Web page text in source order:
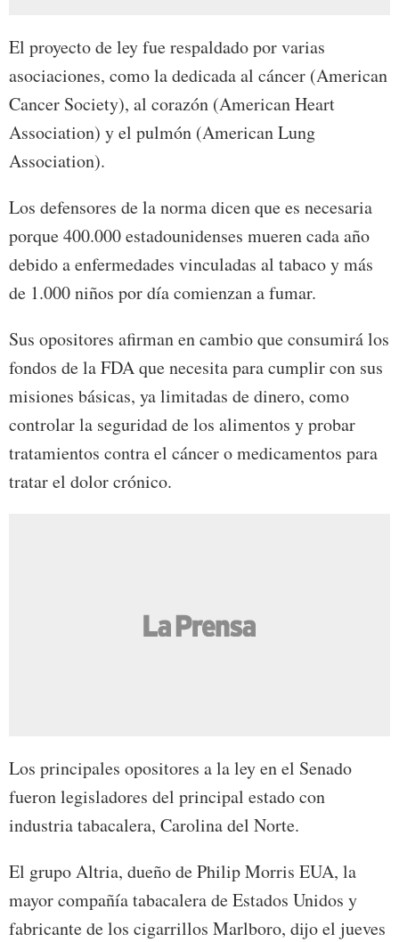
El proyecto de ley fue respaldado por varias
asociaciones, como la dedicada al cáncer (American
Cancer Society), al corazón (American Heart
Association) y el pulmón (American Lung
Association).
Los defensores de la norma dicen que es necesaria
porque 400.000 estadounidenses mueren cada año
debido a enfermedades vinculadas al tabaco y más
de 1.000 niños por día comienzan a fumar.
Sus opositores afirman en cambio que consumirá los
fondos de la FDA que necesita para cumplir con sus
misiones básicas, ya limitadas de dinero, como
controlar la seguridad de los alimentos y probar
tratamientos contra el cáncer o medicamentos para
tratar el dolor crónico.
Los principales opositores a la ley en el Senado
fueron legisladores del principal estado con
industria tabacalera, Carolina del Norte.
El grupo Altria, dueño de Philip Morris EUA, la
mayor compañía tabacalera de Estados Unidos y
fabricante de los cigarrillos Marlboro, dijo el jueves